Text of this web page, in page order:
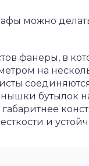
можно
фанеры, в
на
бутылок
габаритнее
и